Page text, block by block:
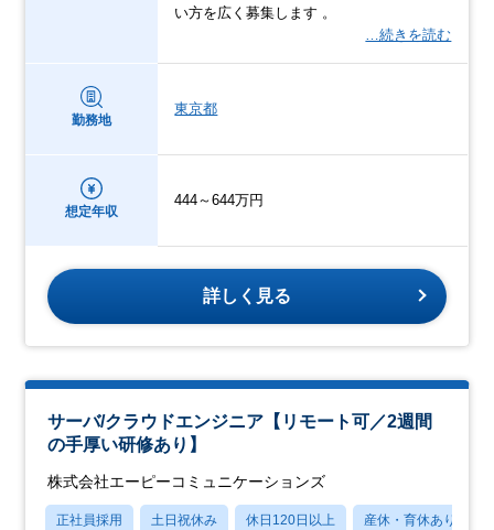
い方を広く募集します 。
…続きを読む
勤務地
東京都
想定年収
444～644万円
詳しく見る
サーバ/クラウドエンジニア【リモート可／2週間
の手厚い研修あり】
株式会社エーピーコミュニケーションズ
正社員採用 土日祝休み 休日120日以上 産休・育休あり